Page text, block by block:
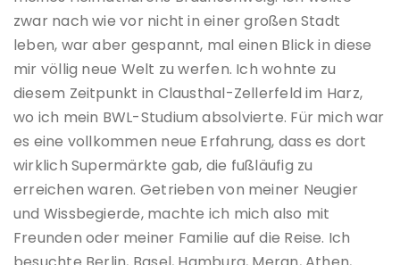
zwar nach wie vor nicht in einer großen Stadt
leben, war aber gespannt, mal einen Blick in diese
mir völlig neue Welt zu werfen. Ich wohnte zu
diesem Zeitpunkt in Clausthal-Zellerfeld im Harz,
wo ich mein BWL-Studium absolvierte. Für mich war
es eine vollkommen neue Erfahrung, dass es dort
wirklich Supermärkte gab, die fußläufig zu
erreichen waren. Getrieben von meiner Neugier
und Wissbegierde, machte ich mich also mit
Freunden oder meiner Familie auf die Reise. Ich